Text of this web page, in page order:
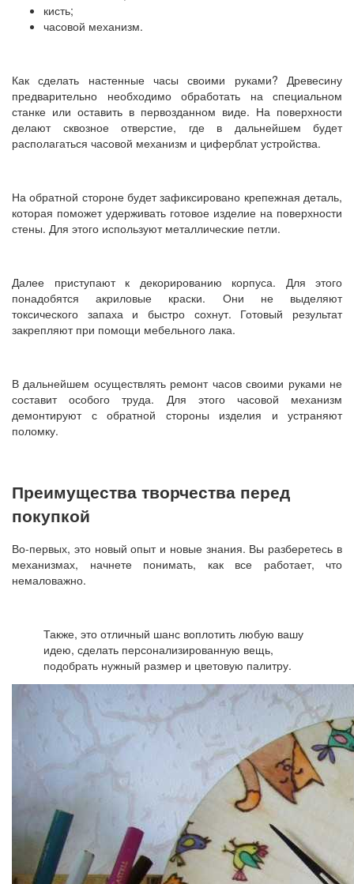
кисть;
часовой механизм.
Как сделать настенные часы своими руками? Древесину
предварительно необходимо обработать на специальном
станке или оставить в первозданном виде. На поверхности
делают сквозное отверстие, где в дальнейшем будет
располагаться часовой механизм и циферблат устройства.
На обратной стороне будет зафиксировано крепежная деталь,
которая поможет удерживать готовое изделие на поверхности
стены. Для этого используют металлические петли.
Далее приступают к декорированию корпуса. Для этого
понадобятся акриловые краски. Они не выделяют
токсического запаха и быстро сохнут. Готовый результат
закрепляют при помощи мебельного лака.
В дальнейшем осуществлять ремонт часов своими руками не
составит особого труда. Для этого часовой механизм
демонтируют с обратной стороны изделия и устраняют
поломку.
Преимущества творчества перед
покупкой
Во-первых, это новый опыт и новые знания. Вы разберетесь в
механизмах, начнете понимать, как все работает, что
немаловажно.
Также, это отличный шанс воплотить любую вашу
идею, сделать персонализированную вещь,
подобрать нужный размер и цветовую палитру.